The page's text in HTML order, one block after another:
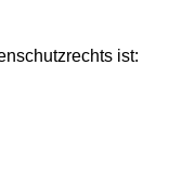
ist: